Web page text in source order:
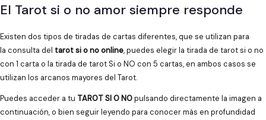
El Tarot si o no amor siempre responde
Existen dos tipos de tiradas de cartas diferentes, que se utilizan para
la consulta del tarot si o no online, puedes elegir la tirada de tarot si o no
con 1 carta o la tirada de tarot Si o NO con 5 cartas, en ambos casos se
utilizan los arcanos mayores del Tarot.
Puedes acceder a tu TAROT SI O NOpulsando directamente la imagen a
continuación, o bien seguir leyendo para conocer más en profundidad